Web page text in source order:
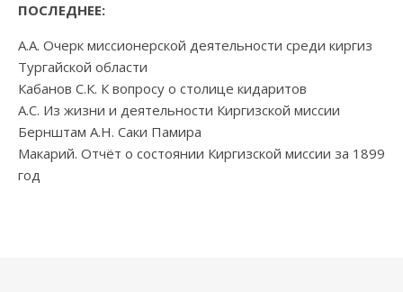
ПОСЛЕДНЕЕ:
А.А. Очерк миссионерской деятельности среди киргиз
Тургайской области
Кабанов С.К. К вопросу о столице кидаритов
А.С. Из жизни и деятельности Киргизской миссии
Бернштам А.Н. Саки Памира
Макарий. Отчёт о состоянии Киргизской миссии за 1899
год